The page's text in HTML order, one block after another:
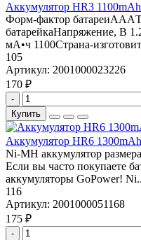
Аккумулятор HR3
Форм-фактор
батарейкаНапряжение, В
мА•ч 1100Страна-
105
Артикул: 2001000023226
170 ₽
-
Купить
Аккумулятор HR6
Ni-MH аккумулятор
Если вы часто покупаете
аккумуляторы GoPower! Ni..
116
Артикул: 2001000051168
175 ₽
-